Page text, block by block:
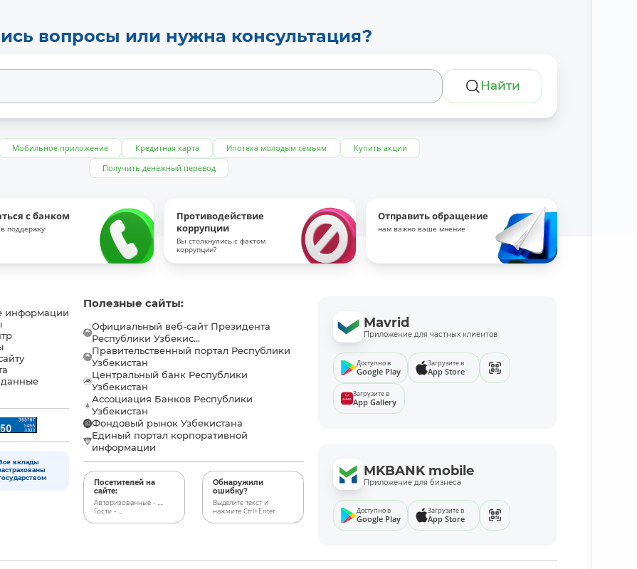
вопросы или нужна консультация?
Найти
Мобильное приложение Кредитная карта Ипотека молодым семьям
Купить акции
Получить денежный перевод
с банком
поддержку
Противодействие
коррупции
Вы столкнулись с фактом
коррупции?
Отправить обращение
нам важно ваше мнение
информации
вклады
Полезные сайты:
Официальный веб-сайт Президента
Республики Узбекис...
Правительственный портал Республики
Узбекистан
Центральный банк Республики
Узбекистан
Ассоциация Банков Республики
Узбекистан
Фондовый рынок Узбекистана
Единый портал корпоративной
информации
Посетителей на
сайте:
Авторизованные - ...,
Гости - ...
Обнаружили
ошибку?
Выделите текст и
нажмите Ctrl+Enter
Mavrid
Приложение для частных клиентов
Доступно в
Google Play
Загрузите в
App Store
Загрузите в
App Gallery
MKBANK mobile
Приложение для бизнеса
Доступно в
Google Play
Загрузите в
App Store